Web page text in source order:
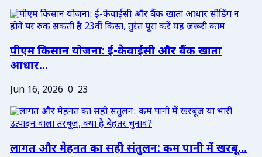
पीएम किसान योजना: ई-केवाईसी और बैंक खाता
आधार...
Jun 16, 2026 0 23
लागत और मेहनत का सही संतुलन: कम पानी में खरबू...